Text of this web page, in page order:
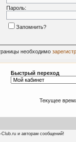
Пароль:
Запомнить?
необходимо
Быстрый переход
Текущее
и авторам сообщений!